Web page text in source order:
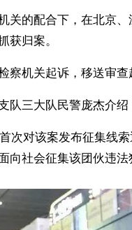
关的配合下，在北京
获归案。
察机关起诉，移送审
队三大队民警庞杰介
次对该案发布征集线
向社会征集该团伙违法